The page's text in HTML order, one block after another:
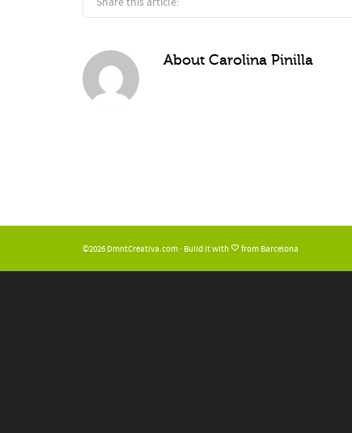
About Carolina Pinilla
©2026 DmntCreativa.com · Build it with from Barcelona